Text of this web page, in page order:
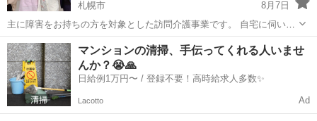
札幌市
8月7日
主に障害をお持ちの方を対象とした訪問介護事業です。 自宅に伺い、
料理、掃除、洗濯などを代わりに行うか、利用者様と一緒に行う事が
メインのお仕事です。 また、家事以外にも、一緒にショッピングなど
のお出かけをする移動支援もあります...
北海道 札幌市 障害
マンションの清掃、手伝ってくれる人いませ
んか？😭🙏
日給例1万円〜 / 登録不要！高時給求人多数✨
Lacotto Ad